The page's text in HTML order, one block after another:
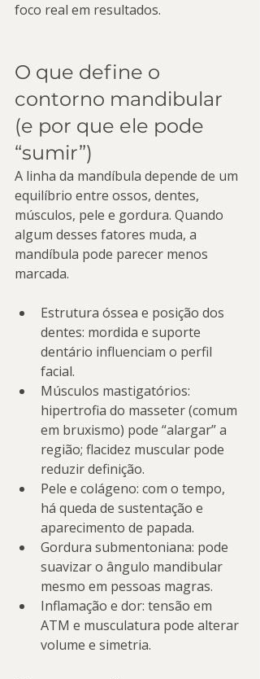
foco real em resultados.
O que define o
contorno mandibular
(e por que ele pode
“sumir”)
A linha da mandíbula depende de um
equilíbrio entre ossos, dentes,
músculos, pele e gordura. Quando
algum desses fatores muda, a
mandíbula pode parecer menos
marcada.
Estrutura óssea e posição dos
dentes: mordida e suporte
dentário influenciam o perfil
facial.
Músculos mastigatórios:
hipertrofia do masseter (comum
em bruxismo) pode “alargar” a
região; flacidez muscular pode
reduzir definição.
Pele e colágeno: com o tempo,
há queda de sustentação e
aparecimento de papada.
Gordura submentoniana: pode
suavizar o ângulo mandibular
mesmo em pessoas magras.
Inflamação e dor: tensão em
ATM e musculatura pode alterar
volume e simetria.